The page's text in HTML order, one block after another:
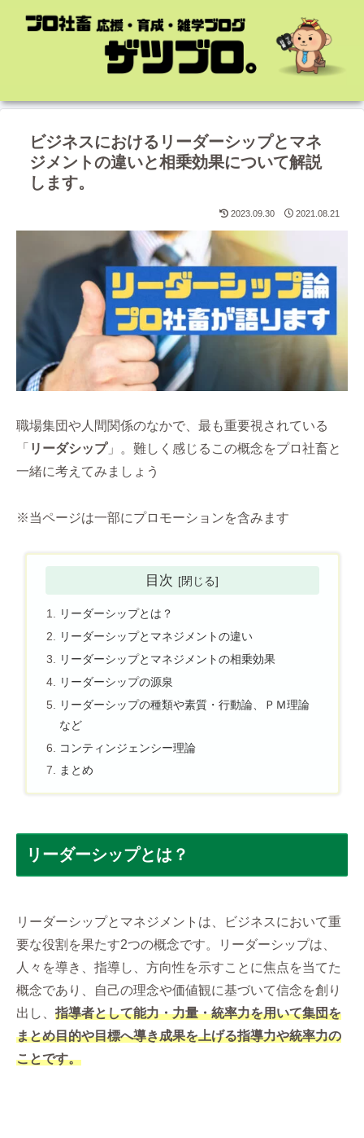
ビジネスにおけるリーダーシップとマネ
ジメントの違いと相乗効果について解説
します。
2023.09.30 2021.08.21
職場集団や人間関係のなかで、最も重要視されている
「 リーダシップ」。難しく感じるこの概念をプロ社畜と
一緒に考えてみましょう
※当ページは一部にプロモーションを含みます
目次
リーダーシップとは？
リーダーシップとマネジメントの違い
リーダーシップとマネジメントの相乗効果
リーダーシップの源泉
リーダーシップの種類や素質・行動論、ＰＭ理論
など
コンティンジェンシー理論
まとめ
リーダーシップとは？
リーダーシップとマネジメントは、ビジネスにおいて重
要な役割を果たす2つの概念です。リーダーシップは、
人々を導き、指導し、方向性を示すことに焦点を当てた
概念であり、自己の理念や価値観に基づいて信念を創り
出し、 指導者として能力・力量・統率力を用いて集団を
まとめ目的や目標へ導き成果を上げる指導力や統率力の
ことです。